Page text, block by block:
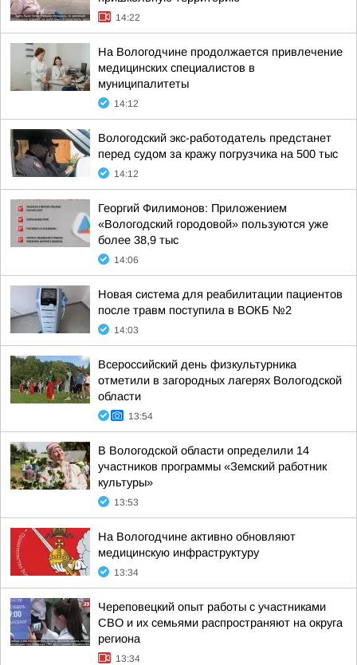
14:22
На Вологодчине продолжается привлечение
медицинских специалистов в
муниципалитеты
14:12
Вологодский экс-работодатель предстанет
перед судом за кражу погрузчика на 500 тыс
14:12
Георгий Филимонов: Приложением
«Вологодский городовой» пользуются уже
более 38,9 тыс
14:06
Новая система для реабилитации пациентов
после травм поступила в ВОКБ №2
14:03
Всероссийский день физкультурника
отметили в загородных лагерях Вологодской
области
13:54
В Вологодской области определили 14
участников программы «Земский работник
культуры»
13:53
На Вологодчине активно обновляют
медицинскую инфраструктуру
13:34
Череповецкий опыт работы с участниками
СВО и их семьями распространяют на округа
региона
13:34